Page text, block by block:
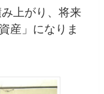
上がり、将来
産」になりま